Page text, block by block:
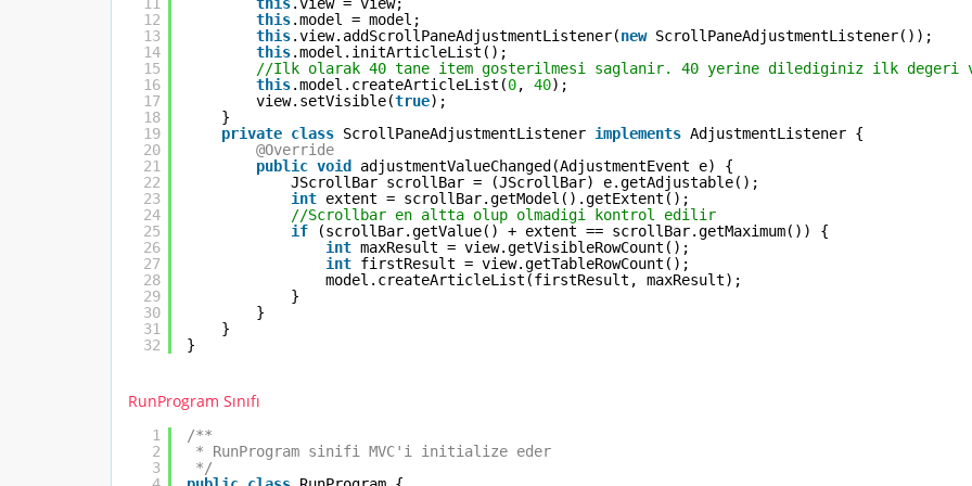
12
13
14
15
16
17
18
19
20
21
22
23
24
25
26
27
28
29
30
31
32
this.model = model;
this.view.addScrollPaneAdjustmentListener(new ScrollPaneAdjustmentListener());
this.model.initArticleList();
//Ilk olarak 40 tane item gosterilmesi saglanir. 40 yerine dilediginiz ilk degeri
this.model.createArticleList(0, 40);
view.setVisible(true);
}
private class ScrollPaneAdjustmentListener implements AdjustmentListener {
@Override
public void
adjustmentValueChanged(AdjustmentEvent e) {
JScrollBar scrollBar = (JScrollBar) e.getAdjustable();
int extent = scrollBar.getModel().getExtent();
//Scrollbar en altta olup olmadigi kontrol edilir
if
(scrollBar.getValue() + extent == scrollBar.getMaximum()) {
int maxResult = view.getVisibleRowCount();
int firstResult = view.getTableRowCount();
model.createArticleList(firstResult, maxResult);
}
}
}
}
RunProgram Sınıfı
1
2
3
/**
* RunProgram sinifi MVC'i initialize eder
*/